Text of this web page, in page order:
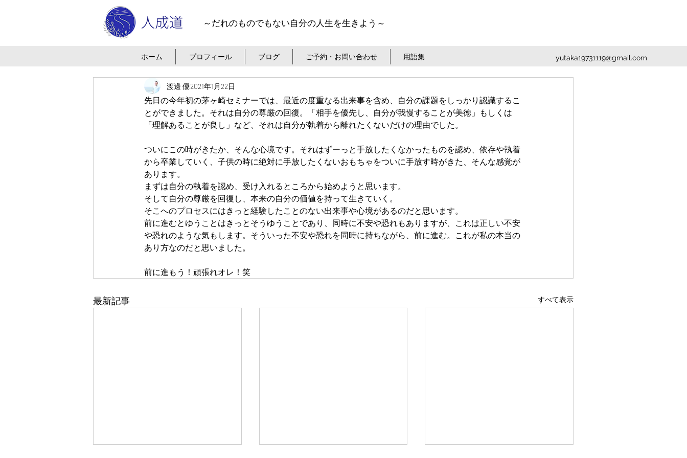
～だれのものでもない自分の人生を生きよう～
ホーム プロフィール ブログ ご予約・お問い合わせ 用語集 yutaka19731119@gmail.com
渡邊 優2021年1月22日
先日の今年初の茅ヶ崎セミナーでは、最近の度重なる出来事を含め、自分の課題をしっかり認識するこ
とができました。それは自分の尊厳の回復。「相手を優先し、自分が我慢することが美徳」もしくは
「理解あることが良し」など、それは自分が執着から離れたくないだけの理由でした。
ついにこの時がきたか、そんな心境です。それはずーっと手放したくなかったものを認め、依存や執着
から卒業していく、子供の時に絶対に手放したくないおもちゃをついに手放す時がきた、そんな感覚が
あります。
まずは自分の執着を認め、受け入れるところから始めようと思います。
そして自分の尊厳を回復し、本来の自分の価値を持って生きていく。
そこへのプロセスにはきっと経験したことのない出来事や心境があるのだと思います。
前に進むとゆうことはきっとそうゆうことであり、同時に不安や恐れもありますが、これは正しい不安
や恐れのような気もします。そういった不安や恐れを同時に持ちながら、前に進む。これが私の本当の
あり方なのだと思いました。
前に進もう！頑張れオレ！笑
最新記事 すべて表示